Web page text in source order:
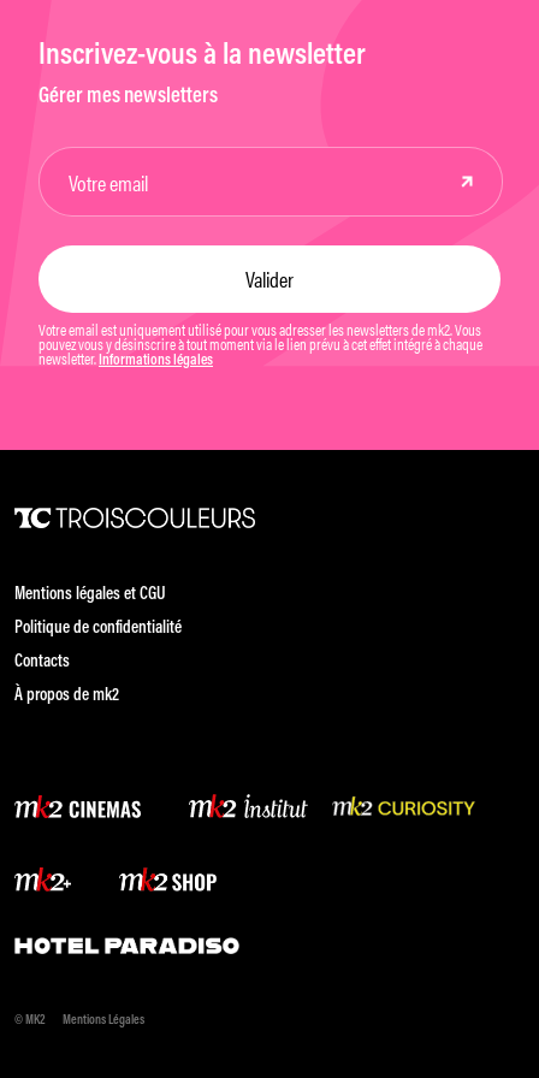
Inscrivez-vous à la newsletter
Gérer mes newsletters
Votre email est uniquement utilisé pour vous adresser les newsletters de mk2. Vous
pouvez vous y désinscrire à tout moment via le lien prévu à cet effet intégré à chaque
newsletter. Informations légales
Mentions légales et CGU
Politique de confidentialité
Contacts
À propos de mk2
© MK2 Mentions Légales